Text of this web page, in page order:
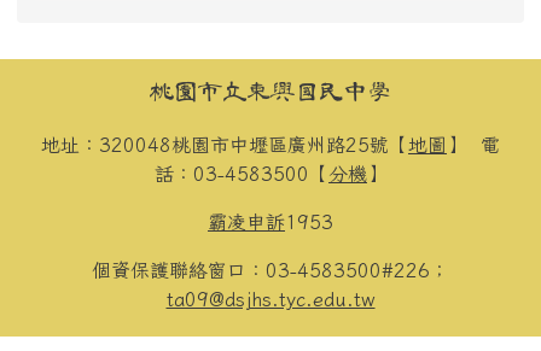
頁尾區域內容桃園市立東興國民中學
地址：320048桃園市中壢區廣州路25號【 地圖 】 電
話：03-4583500【 分機 】
霸凌申訴1953
個資保護聯絡窗口：03-4583500#226；
ta09@dsjhs.tyc.edu.tw